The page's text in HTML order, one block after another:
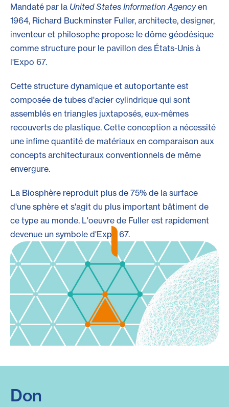
Mandaté par la United States Information Agencyen
1964, Richard Buckminster Fuller, architecte, designer,
inventeur et philosophe propose le dôme géodésique
comme structure pour le pavillon des États-Unis à
l'Expo 67.
Cette structure dynamique et autoportante est
composée de tubes d'acier cylindrique qui sont
assemblés en triangles juxtaposés, eux-mêmes
recouverts de plastique. Cette conception a nécessité
une infime quantité de matériaux en comparaison aux
concepts architecturaux conventionnels de même
envergure.
La Biosphère reproduit plus de 75% de la surface
d'une sphère et s'agit du plus important bâtiment de
ce type au monde. L'oeuvre de Fuller est rapidement
devenue un symbole d'Expo 67.
Don